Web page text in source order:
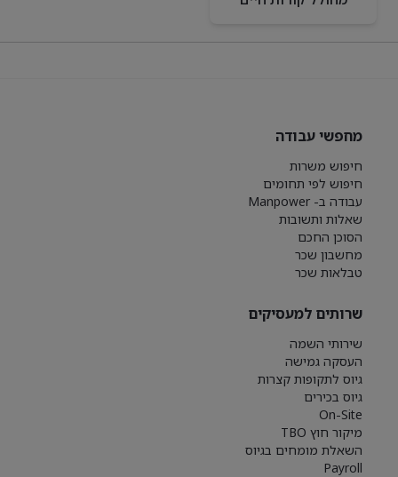
מחפשי עבודה
חיפוש משרות
חיפוש לפי תחומים
עבודה ב- Manpower
שאלות ותשובות
הסוכן החכם
מחשבון שכר
טבלאות שכר
שרותים למעסיקים
שירותי השמה
העסקה גמישה
גיוס לתקופות קצרות
גיוס בכירים
On-Site
מיקור חוץ TBO
השאלת מומחים בגיוס
Payroll